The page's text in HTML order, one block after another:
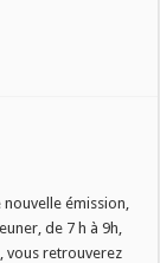
émission,
de 7 h à 9h,
vous retrouverez